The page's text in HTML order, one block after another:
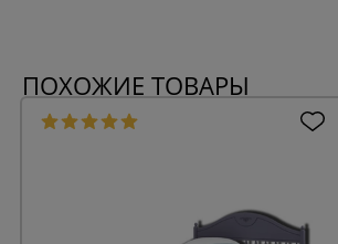
ПОХОЖИЕ ТОВАРЫ